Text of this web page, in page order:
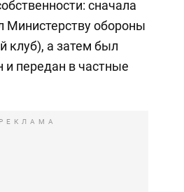
сначала
Министерству обороны
клуб), а затем был
и передан в частные
РЕКЛАМА